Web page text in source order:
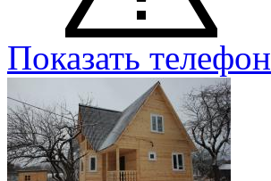
Показать телефон